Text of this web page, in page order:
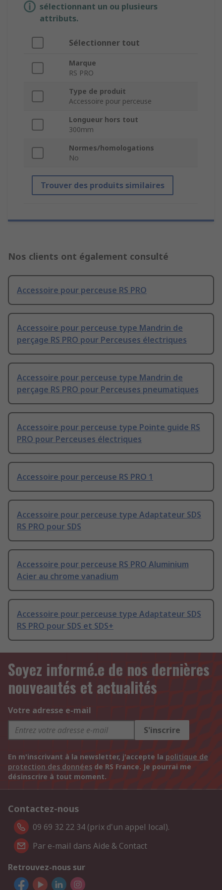
sélectionnant un ou plusieurs
attributs.
Sélectionner tout
Marque
RS PRO
Type de produit
Accessoire pour perceuse
Longueur hors tout
300mm
Normes/homologations
No
Trouver des produits similaires
Nos clients ont également consulté
Accessoire pour perceuse RS PRO
Accessoire pour perceuse type Mandrin de
perçage RS PRO pour Perceuses électriques
Accessoire pour perceuse type Mandrin de
perçage RS PRO pour Perceuses pneumatiques
Accessoire pour perceuse type Pointe guide RS
PRO pour Perceuses électriques
Accessoire pour perceuse RS PRO 1
Accessoire pour perceuse type Adaptateur SDS
RS PRO pour SDS
Accessoire pour perceuse RS PRO Aluminium
Acier au chrome vanadium
Accessoire pour perceuse type Adaptateur SDS
RS PRO pour SDS et SDS+
Soyez informé.e de nos dernières
nouveautés et actualités
Votre adresse e-mail
S'inscrire
En m'inscrivant à la newsletter, j'accepte la politique de
protection des données de RS France. Je pourrai me
désinscrire à tout moment.
Contactez-nous
09 69 32 22 34 (prix d'un appel local).
Par e-mail dans Aide & Contact
Retrouvez-nous sur